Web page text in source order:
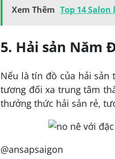
Xem Thêm Top 14
5. Hải sản Năm
Nếu là tín đồ của hải
tương đối xa trung tâm
thưởng thức hải sản rẻ,
@ansapsaigon